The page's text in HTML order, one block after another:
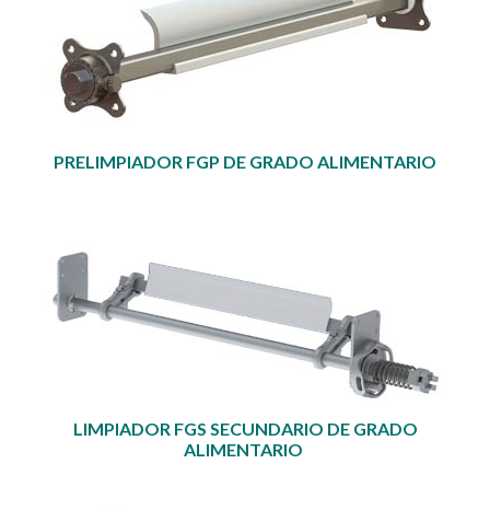
PRELIMPIADOR FGP DE GRADO ALIMENTARIO
LIMPIADOR FGS SECUNDARIO DE GRADO
ALIMENTARIO